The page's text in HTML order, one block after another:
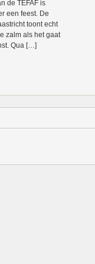
de TEFAF is
een feest. De
toont echt
zalm als het gaat
Qua […]